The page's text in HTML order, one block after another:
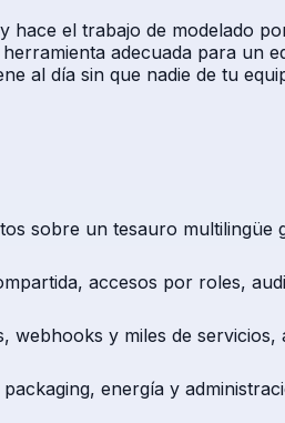
el trabajo de modelado
adecuada para un
al día sin que nadie de tu
sobre un tesauro
accesos por roles,
y miles de
energía y